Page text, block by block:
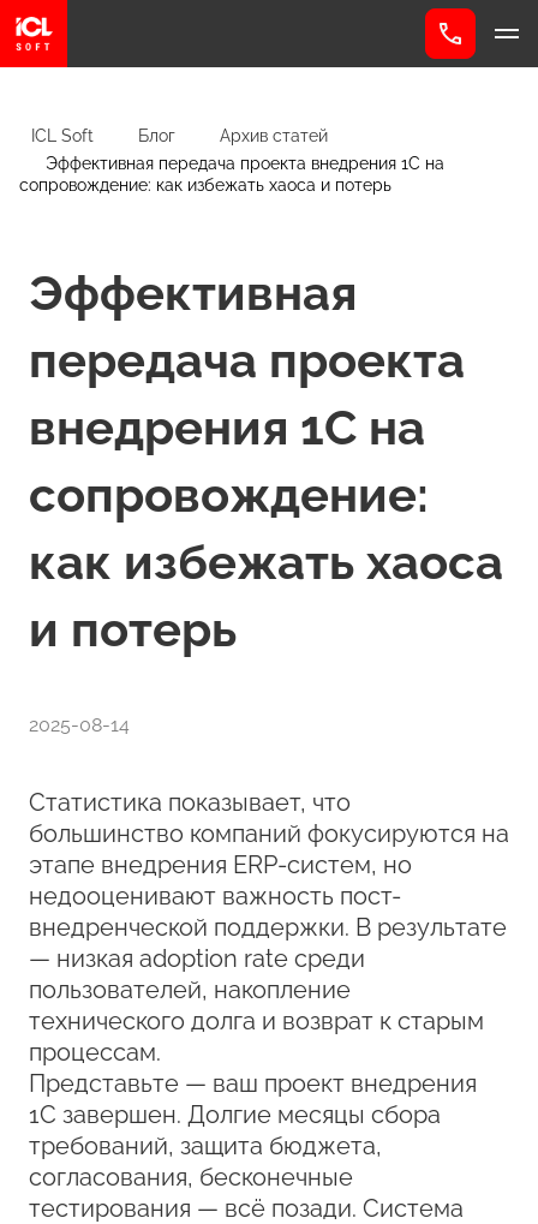
ICL Soft Блог
Архив статей
Эффективная передача проекта внедрения 1С на
сопровождение: как избежать хаоса и потерь
Эффективная
передача проекта
внедрения 1С на
сопровождение:
как избежать хаоса
и потерь
2025-08-14
Статистика показывает, что
большинство компаний фокусируются на
этапе внедрения ERP-систем, но
недооценивают важность пост-
внедренческой поддержки. В результате
— низкая adoption rate среди
пользователей, накопление
технического долга и возврат к старым
процессам.
Представьте — ваш проект внедрения
1С завершен. Долгие месяцы сбора
требований, защита бюджета,
согласования, бесконечные
тестирования — всё позади. Система